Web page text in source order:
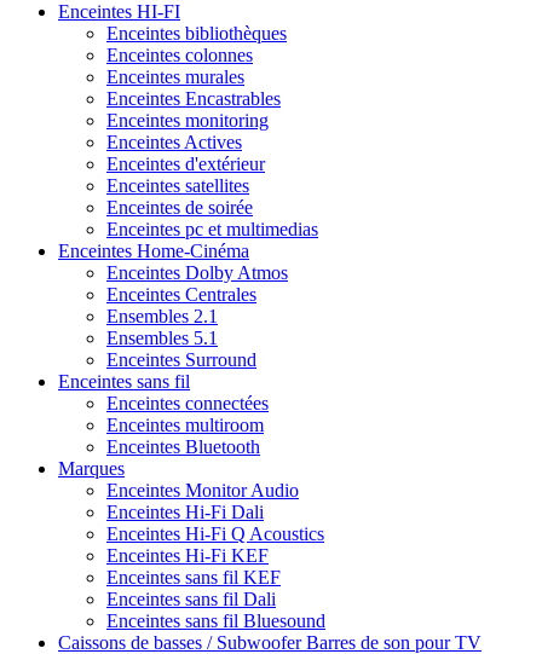
Enceintes HI-FI
Enceintes bibliothèques
Enceintes colonnes
Enceintes murales
Enceintes Encastrables
Enceintes monitoring
Enceintes Actives
Enceintes d'extérieur
Enceintes satellites
Enceintes de soirée
Enceintes pc et multimedias
Enceintes Home-Cinéma
Enceintes Dolby Atmos
Enceintes Centrales
Ensembles 2.1
Ensembles 5.1
Enceintes Surround
Enceintes sans fil
Enceintes connectées
Enceintes multiroom
Enceintes Bluetooth
Marques
Enceintes Monitor Audio
Enceintes Hi-Fi Dali
Enceintes Hi-Fi Q Acoustics
Enceintes Hi-Fi KEF
Enceintes sans fil KEF
Enceintes sans fil Dali
Enceintes sans fil Bluesound
Caissons de basses / SubwooferBarres de son pour TV